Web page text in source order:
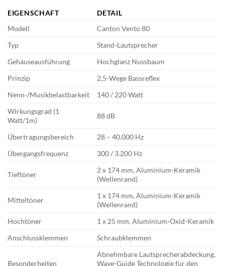
EIGENSCHAFT
DETAIL
Modell
Canton Vento 80
Typ
Stand-Lautsprecher
Gehäuseausführung
Hochglanz Nussbaum
Prinzip
2,5-Wege Bassreflex
Nenn-/Musikbelastbarkeit
140 / 220 Watt
Wirkungsgrad (1
Watt/1m)
88 dB
Übertragungsbereich
28 – 40.000 Hz
Übergangsfrequenz
300 / 3.200 Hz
Tieftöner
2 x 174 mm, Aluminium-Keramik
(Wellenrand)
Mitteltöner
1 x 174 mm, Aluminium-Keramik
(Wellenrand)
Hochtöner
1 x 25 mm, Aluminium-Oxid-Keramik
Anschlussklemmen
Schraubklemmen
Besonderheiten
Abnehmbare Lautsprecherabdeckung,
Wave-Guide Technologie für den